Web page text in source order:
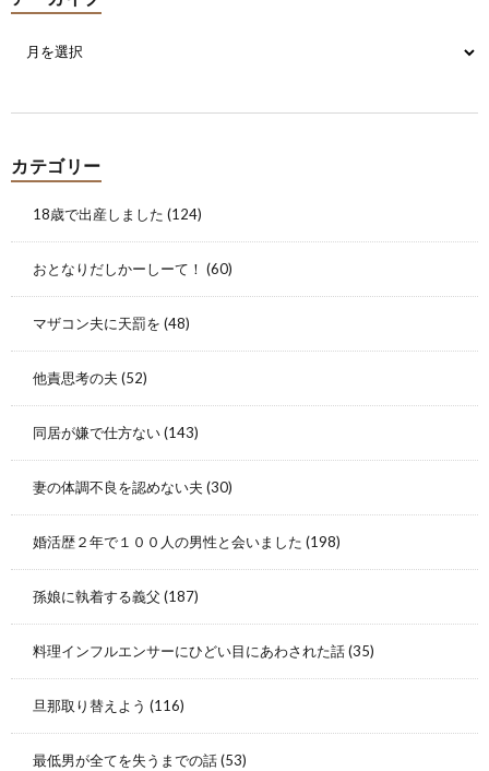
カテゴリー
18歳で出産しました (124)
おとなりだしかーしーて！ (60)
マザコン夫に天罰を (48)
他責思考の夫 (52)
同居が嫌で仕方ない(143)
妻の体調不良を認めない夫 (30)
婚活歴２年で１００人の男性と会いました (198)
孫娘に執着する義父 (187)
料理インフルエンサーにひどい目にあわされた話(35)
旦那取り替えよう (116)
最低男が全てを失うまでの話(53)